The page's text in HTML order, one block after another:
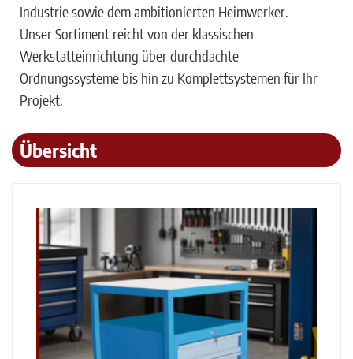
Industrie sowie dem ambitionierten Heimwerker.
Unser Sortiment reicht von der klassischen
Werkstatteinrichtung über durchdachte
Ordnungssysteme bis hin zu Komplettsystemen für Ihr
Projekt.
Übersicht